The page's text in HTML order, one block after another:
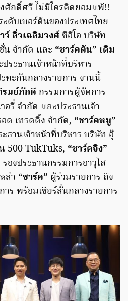
งศักดิ์ศรี ไม่มีใครคิดยอมแพ้!!
ดับเบอร์ต้นของประเทศไทย
ว์ ลิ่วเฉลิมวงศ์ซีอีโอ บริษัท
น จำกัด และ “ชาร์คต้น” เดิม
ระธานเจ้าหน้าที่บริหาร
ะกันกลางรายการ งานนี้
รมย์ภักดี กรรมการผู้จัดการ
รี่ จำกัด และประธานเจ้า
ด เทรดดิ้ง จำกัด, “ชาร์คหมู”
ธานเจ้าหน้าที่บริหาร บริษัท อุ๊
500 TukTuks, “ชาร์คจิง”
รองประธานกรรมการอาวุโส
ล่า “ชาร์ค” ผู้ร่วมรายการ ถึง
ร พร้อมเชียร์ลั่นกลางรายการ